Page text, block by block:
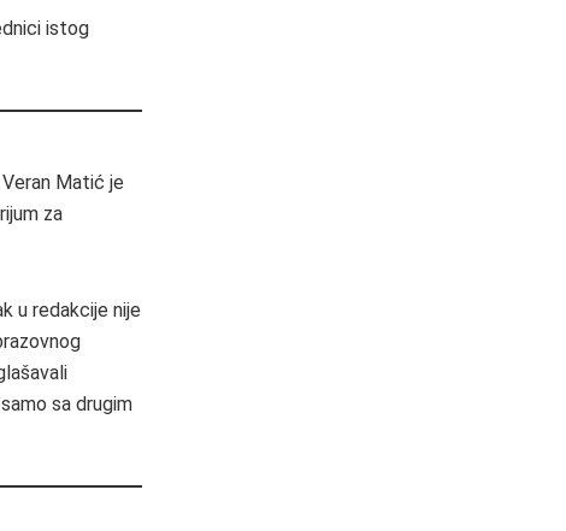
istog
Matić je
za
u redakcije nije
sa drugim